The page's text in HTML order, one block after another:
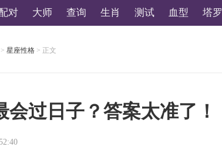
对 大师 查询 生肖 测试 血型 塔罗
> 星座性格 > 正文
会过日子？答案太准了！